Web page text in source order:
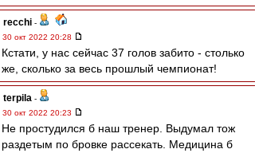
recchi -
30 окт 2022 20:28
Кстати, у нас сейчас 37 голов забито - столько
же, сколько за весь прошлый чемпионат!
terpila -
30 окт 2022 20:23
Не простудился б наш тренер. Выдумал тож
раздетым по бровке рассекать. Медицина б